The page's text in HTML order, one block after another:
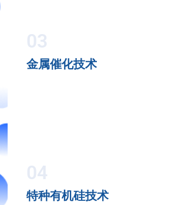
03
金属催化技术
04
特种有机硅技术